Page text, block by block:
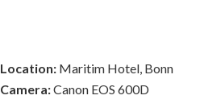
Location: Maritim Hotel, Bonn
Camera:Canon EOS 600D